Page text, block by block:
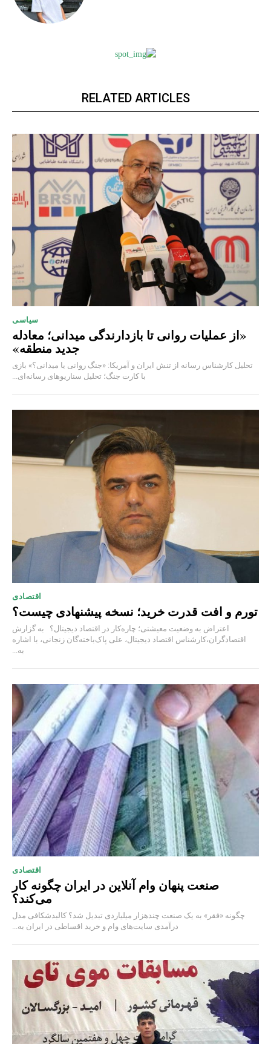
RELATED ARTICLES
سیاسی
«از عملیات روانی تا بازدارندگی میدانی؛ معادله
جدید منطقه»
تحلیل کارشناس رسانه از تنش ایران و آمریکا: «جنگ روانی یا میدانی؟» بازی
با کارت جنگ؛ تحلیل سناریوهای رسانه‌ای...
اقتصادی
تورم و افت قدرت خرید؛ نسخه پیشنهادی چیست؟
اعتراض به وضعیت معیشتی؛ چاره‌کار در اقتصاد دیجیتال؟ به گزارش
اقتصادگران،کارشناس اقتصاد دیجیتال، علی پاک‌باخته‌گان زنجانی، با اشاره
به...
اقتصادی
صنعت پنهان وام آنلاین در ایران چگونه کار
می‌کند؟
چگونه «فقر» به یک صنعت چند‌هزار میلیاردی تبدیل شد؟ کالبدشکافی مدل
درآمدی سایت‌های وام و خرید اقساطی در ایران به...